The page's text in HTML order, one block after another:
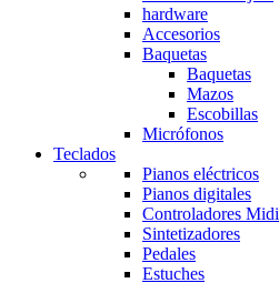
hardware
Accesorios
Baquetas
Baquetas
Mazos
Escobillas
Micrófonos
Teclados
Pianos eléctricos
Pianos digitales
Controladores Midi
Sintetizadores
Pedales
Estuches